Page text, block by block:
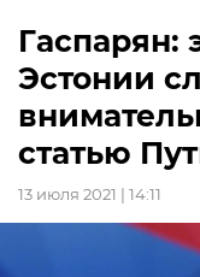
Гаспарян:
Эстонии
статью
13 июля 2021 | 14:11